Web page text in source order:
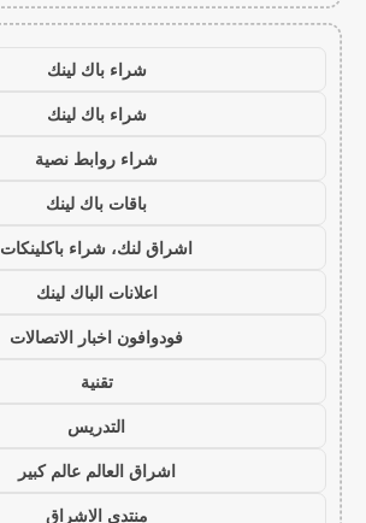
شراء باك لينك
شراء باك لينك
شراء روابط نصية
باقات باك لينك
اشراق لنك، شراء باكلينكات
اعلانات الباك لينك
فودوافون اخبار الاتصالات
تقنية
التدريس
اشراق العالم عالم كبير
منتدى الاشراق